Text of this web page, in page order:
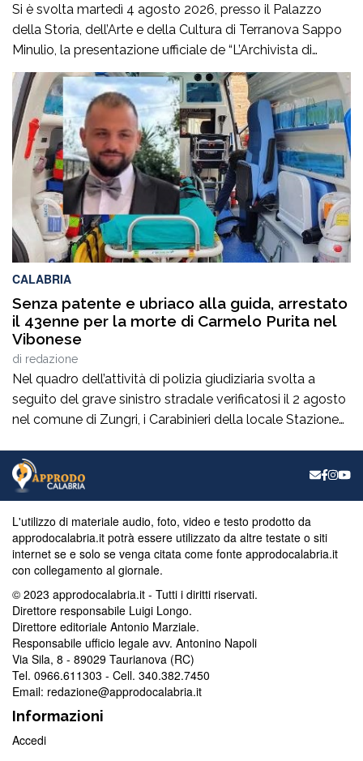
Si è svolta martedì 4 agosto 2026, presso il Palazzo
della Storia, dell’Arte e della Cultura di Terranova Sappo
Minulio, la presentazione ufficiale de “L’Archivista di
poesie”, secondo romanzo del giovane scrittore Carmelo
Maria Gazzana.La serata ha rappresentato un
importante momento d’incontro tra letteratura, arte e
territorio, offrendo al pubblico l’opportunità di conoscere
più da […]
CALABRIA
Senza patente e ubriaco alla guida, arrestato
il 43enne per la morte di Carmelo Purita nel
Vibonese
di redazione
Nel quadro dell’attività di polizia giudiziaria svolta a
seguito del grave sinistro stradale verificatosi il 2 agosto
nel comune di Zungri, i Carabinieri della locale Stazione
43enne di nazionalità rumena, residente a Zungri. L’uomo
è ritenuto, allo stato degli accertamenti, responsabile del
reato di omicidio […]
L'utilizzo di materiale audio, foto, video e testo prodotto da
approdocalabria.it potrà essere utilizzato da altre testate o siti
internet se e solo se venga citata come fonte approdocalabria.it
con collegamento al giornale.
© 2023 approdocalabria.it - Tutti i diritti riservati.
Direttore responsabile Luigi Longo.
Direttore editoriale Antonio Marziale.
Responsabile ufficio legale avv. Antonino Napoli
Via Sila, 8 - 89029 Taurianova (RC)
Tel. 0966.611303 - Cell. 340.382.7450
Email: redazione@approdocalabria.it
Informazioni
Accedi